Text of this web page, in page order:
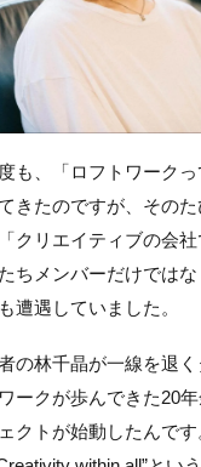
も、「ロフトワークっ
きたのですが、その
クリエイティブの会
メンバーだけではな
遭遇していました。
の林千晶が一線を退
ークが歩んできた20
クトが始動したんで